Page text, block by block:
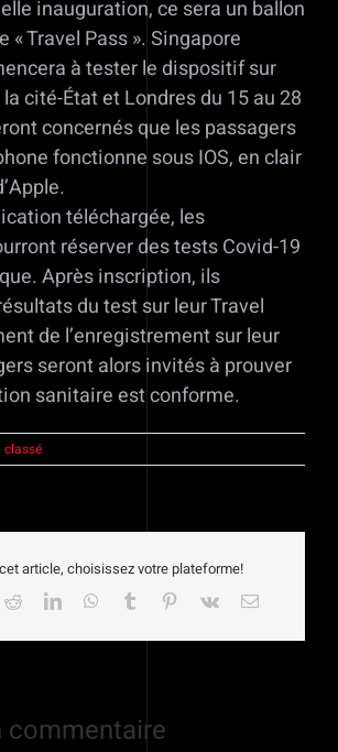
inauguration, ce sera un ballon
« Travel Pass ». Singapore
à tester le dispositif sur
cité-État et Londres du 15 au 28
concernés que les passagers
fonctionne sous IOS, en clair
téléchargée, les
réserver des tests Covid-19
Après inscription, ils
du test sur leur Travel
de l’enregistrement sur leur
seront alors invités à prouver
sanitaire est conforme.
classé
article, choisissez votre plateforme!
RedditLinkedInWhatsApp
Tumblr Pinterest
Vk Email
commentaire